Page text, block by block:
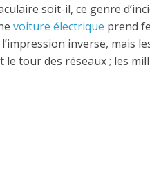
soit-il, ce genre
voiture électrique prend
inverse, mais
tour des réseaux ; les